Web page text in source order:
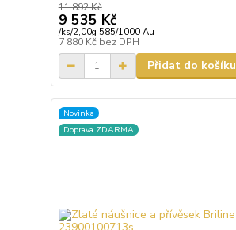
11 892 Kč
9 535 Kč
/ks/2,00g 585/1000 Au
7 880 Kč bez DPH
Přidat do košíku
Novinka
Doprava ZDARMA